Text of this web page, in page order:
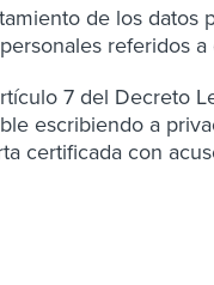
de los datos
referidos a
7 del Decreto
escribiendo a
certificada con